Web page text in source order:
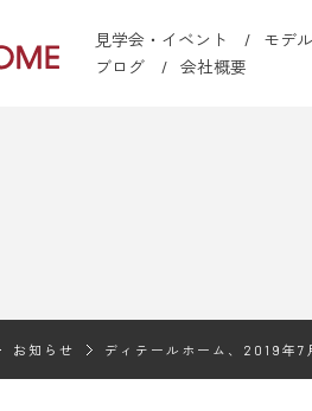
見学会・イベント
モデ
ブログ
会社概要
お知らせ ディテールホーム、2019年7